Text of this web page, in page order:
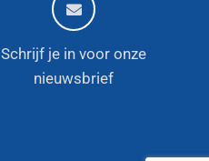
Schrijf je in voor onze
nieuwsbrief